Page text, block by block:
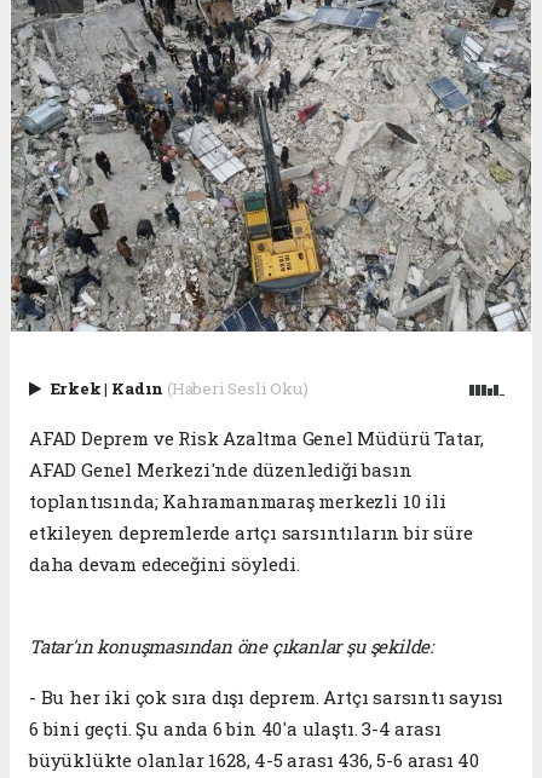
Erkek| Kadın (Haberi Sesli Oku)
AFAD Deprem ve Risk Azaltma Genel Müdürü Tatar,
AFAD Genel Merkezi'nde düzenlediği basın
toplantısında; Kahramanmaraş merkezli 10 ili
etkileyen depremlerde artçı sarsıntıların bir süre
daha devam edeceğini söyledi.
Tatar'ın konuşmasından öne çıkanlar şu şekilde:
- Bu her iki çok sıra dışı deprem. Artçı sarsıntı sayısı
6 bini geçti. Şu anda 6 bin 40'a ulaştı. 3-4 arası
büyüklükte olanlar 1628, 4-5 arası 436, 5-6 arası 40